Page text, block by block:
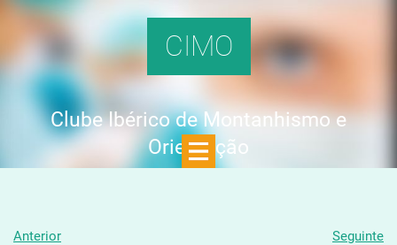
CIMO
Clube Ibérico de Montanhismo e
Orientação
Anterior
Seguinte